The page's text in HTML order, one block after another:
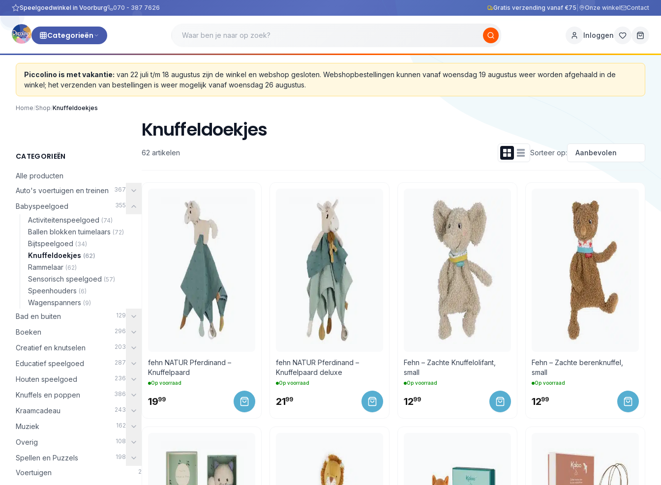
Speelgoedwinkel in Voorburg 070 - 387 7626 Gratis verzending vanaf €75 Onze winkel Contact
Categorieën Inloggen
Piccolino is met vakantie: van 22 juli t/m 18 augustus zijn de winkel en webshop gesloten. Webshopbestellingen kunnen vanaf woensdag 19 augustus weer worden afgehaald in de
winkel; het verzenden van bestellingen is weer mogelijk vanaf woensdag 26 augustus.
Home/Shop/Knuffeldoekjes
CATEGORIEËN
Alle producten
Auto's voertuigen en treinen
367
Babyspeelgoed 355
Activiteitenspeelgoed (74)
Ballen blokken tuimelaars (72)
Bijtspeelgoed (34)
Knuffeldoekjes (62)
Rammelaar (62)
Sensorisch speelgoed (57)
Speenhouders (6)
Wagenspanners (9)
Bad en buiten 129
Boeken 296
Creatief en knutselen 203
Educatief speelgoed 287
Houten speelgoed 236
Knuffels en poppen 386
Kraamcadeau 243
Muziek 162
Overig 108
Spellen en Puzzels 198
Voertuigen 2
Knuffeldoekjes
62 artikelen Sorteer op:
fehn NATUR Pferdinand –
Knuffelpaard
Op voorraad
1999
fehn NATUR Pferdinand –
Knuffelpaard deluxe
Op voorraad
2199
Fehn – Zachte Knuffelolifant,
small
Op voorraad
1299
Fehn – Zachte berenknuffel,
small
Op voorraad
1299